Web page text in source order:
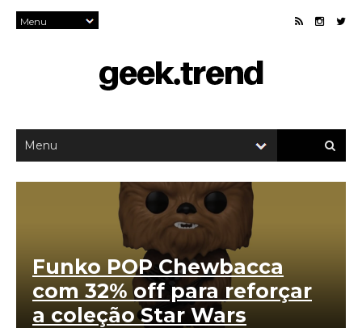
Funko POP Chewbacca
com 32% off para reforçar
a coleção Star Wars